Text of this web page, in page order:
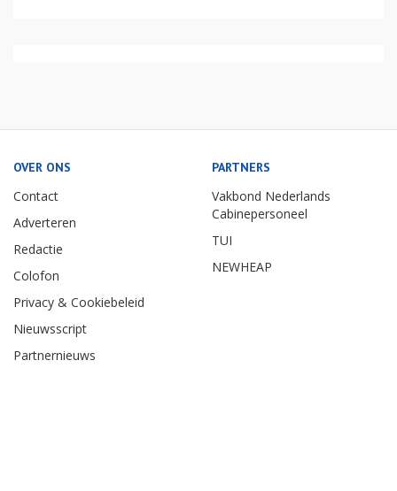
OVER ONS
Contact
Adverteren
Redactie
Colofon
Privacy & Cookiebeleid
Nieuwsscript
Partnernieuws
PARTNERS
Vakbond Nederlands
Cabinepersoneel
TUI
NEWHEAP